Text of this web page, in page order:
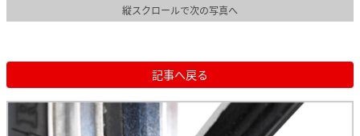
縦スクロールで次の写真へ
記事へ戻る